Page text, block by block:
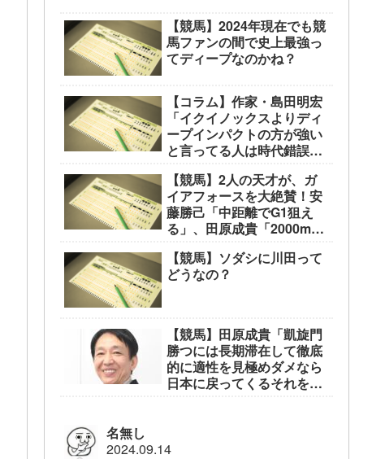
【競馬】2024年現在でも競
馬ファンの間で史上最強っ
てディープなのかね？
【コラム】作家・島田明宏
「イクイノックスよりディ
ープインパクトの方が強い
と言ってる人は時代錯誤の
【競馬】2人の天才が、ガ
イアフォースを大絶賛！安
藤勝己「中距離でG1狙え
る」、田原成貴「2000mな
【競馬】ソダシに川田って
どうなの？
【競馬】田原成貴「凱旋門
勝つには長期滞在して徹底
的に適性を見極めダメなら
日本に戻ってくるそれを繰
名無し
2024.09.14